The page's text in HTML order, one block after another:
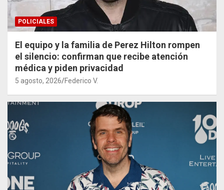
POLICIALES
El equipo y la familia de Perez Hilton rompen
el silencio: confirman que recibe atención
médica y piden privacidad
5 agosto, 2026 Federico V.